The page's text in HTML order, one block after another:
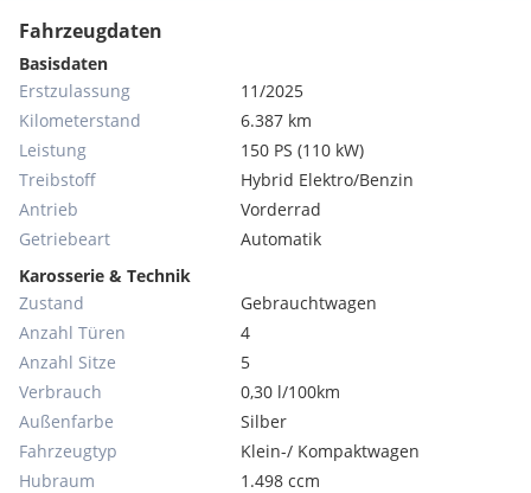
Fahrzeugdaten
Basisdaten
Erstzulassung
11/2025
Kilometerstand
6.387 km
Leistung
150 PS (110 kW)
Treibstoff
Hybrid Elektro/Benzin
Antrieb
Vorderrad
Getriebeart
Automatik
Karosserie & Technik
Zustand
Gebrauchtwagen
Anzahl Türen
4
Anzahl Sitze
5
Verbrauch
0,30 l/100km
Außenfarbe
Silber
Fahrzeugtyp
Klein-/ Kompaktwagen
Hubraum
1.498 ccm